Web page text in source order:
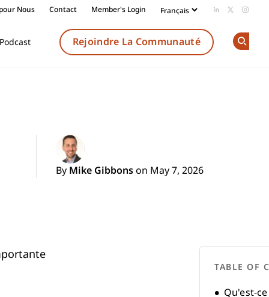
Nous Contact Member's Login Add us on
Follow
Podcast Rejoindre La Communauté
By Mike Gibbons on May 7, 2026
TABLE OF
Qu'est-